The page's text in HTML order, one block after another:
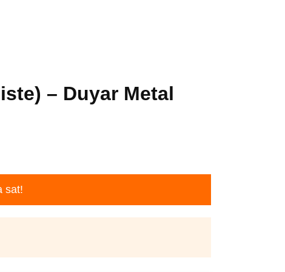
– Duyar Metal
sat!